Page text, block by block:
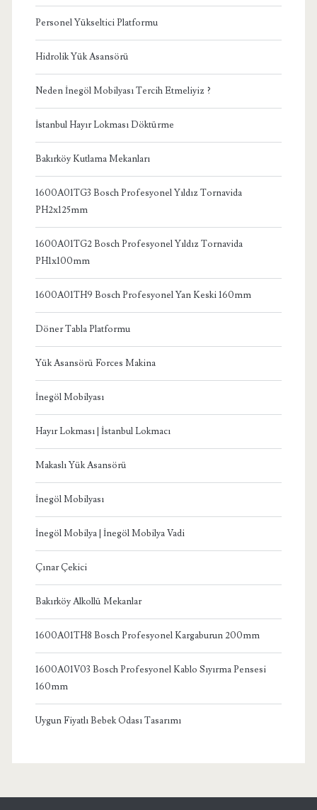
Personel Yükseltici Platformu
Hidrolik Yük Asansörü
Neden İnegöl Mobilyası Tercih Etmeliyiz ?
İstanbul Hayır Lokması Döktürme
Bakırköy Kutlama Mekanları
1600A01TG3 Bosch Profesyonel Yıldız Tornavida
PH2x125mm
1600A01TG2 Bosch Profesyonel Yıldız Tornavida
PH1x100mm
1600A01TH9 Bosch Profesyonel Yan Keski 160mm
Döner Tabla Platformu
Yük Asansörü Forces Makina
İnegöl Mobilyası
Hayır Lokması | İstanbul Lokmacı
Makaslı Yük Asansörü
İnegöl Mobilyası
İnegöl Mobilya | İnegöl Mobilya Vadi
Çınar Çekici
Bakırköy Alkollü Mekanlar
1600A01TH8 Bosch Profesyonel Kargaburun 200mm
1600A01V03 Bosch Profesyonel Kablo Sıyırma Pensesi
160mm
Uygun Fiyatlı Bebek Odası Tasarımı